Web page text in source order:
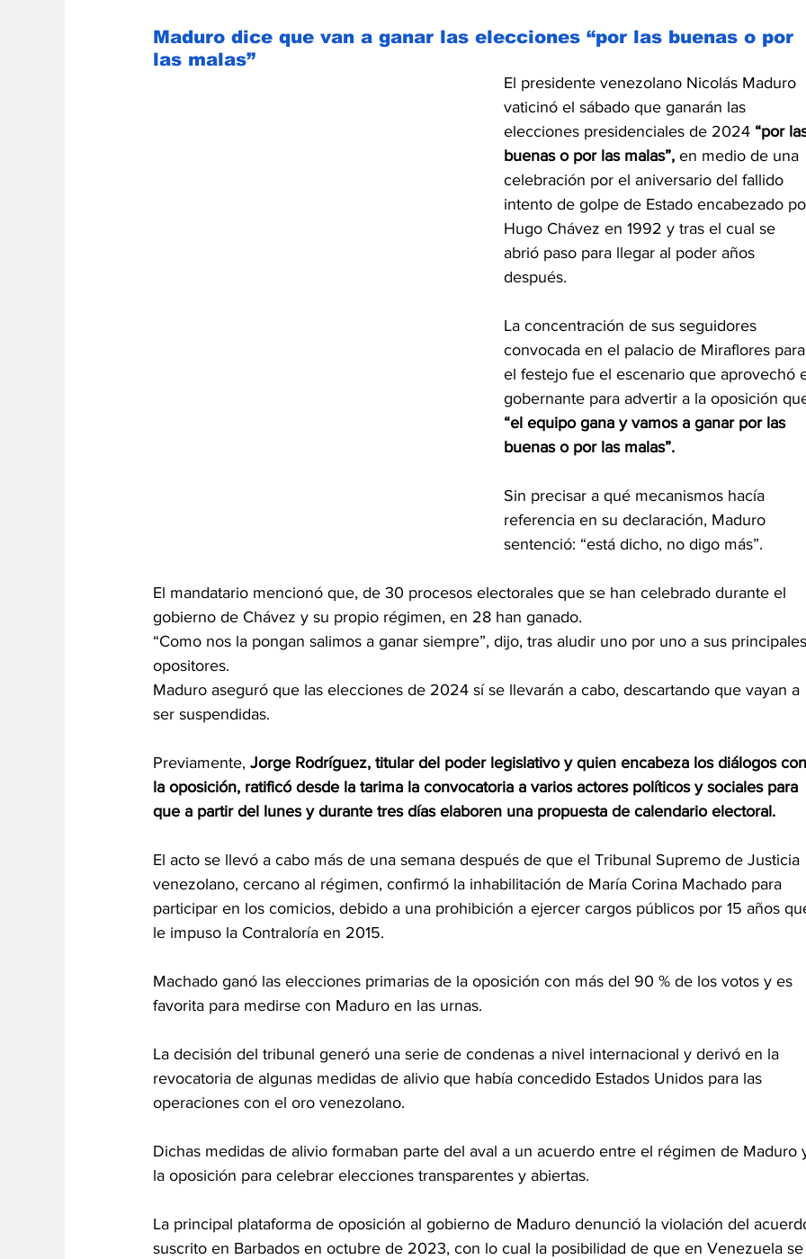
Maduro dice que van a ganar las elecciones “por las buenas o por
las malas”
El presidente venezolano Nicolás Maduro
vaticinó el sábado que ganarán las
elecciones presidenciales de 2024 “por
buenas o por las malas”, en medio de una
celebración por el aniversario del fallido
intento de golpe de Estado encabezado
Hugo Chávez en 1992 y tras el cual se
abrió paso para llegar al poder años
después.
La concentración de sus seguidores
convocada en el palacio de Miraflores
el festejo fue el escenario que aprovechó
gobernante para advertir a la oposición
“el equipo gana y vamos a ganar por las
buenas o por las malas”.
Sin precisar a qué mecanismos hacía
referencia en su declaración, Maduro
sentenció: “está dicho, no digo más”.
El mandatario mencionó que, de 30 procesos electorales que se han celebrado durante el
gobierno de Chávez y su propio régimen, en 28 han ganado.
“Como nos la pongan salimos a ganar siempre”, dijo, tras aludir uno por uno a sus
opositores.
Maduro aseguró que las elecciones de 2024 sí se llevarán a cabo, descartando que vayan a
ser suspendidas.
Previamente, Jorge Rodríguez, titular del poder legislativo y quien encabeza los diálogos
la oposición, ratificó desde la tarima la convocatoria a varios actores políticos y sociales para
que a partir del lunes y durante tres días elaboren una propuesta de calendario electoral.
El acto se llevó a cabo más de una semana después de que el Tribunal Supremo de Justicia
venezolano, cercano al régimen, confirmó la inhabilitación de María Corina Machado para
participar en los comicios, debido a una prohibición a ejercer cargos públicos por 15 años
le impuso la Contraloría en 2015.
Machado ganó las elecciones primarias de la oposición con más del 90 % de los votos y es
favorita para medirse con Maduro en las urnas.
La decisión del tribunal generó una serie de condenas a nivel internacional y derivó en la
revocatoria de algunas medidas de alivio que había concedido Estados Unidos para las
operaciones con el oro venezolano.
Dichas medidas de alivio formaban parte del aval a un acuerdo entre el régimen de Maduro
la oposición para celebrar elecciones transparentes y abiertas.
La principal plataforma de oposición al gobierno de Maduro denunció la violación del
suscrito en Barbados en octubre de 2023, con lo cual la posibilidad de que en Venezuela